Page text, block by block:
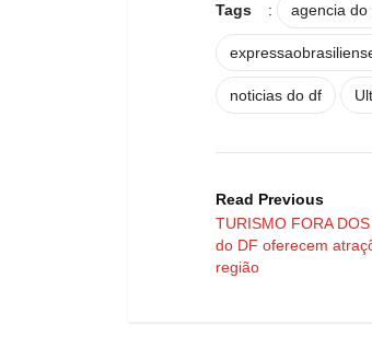
Tags : agencia
noticias do df
Read Previous
TURISMO FORA
do DF oferecem
região